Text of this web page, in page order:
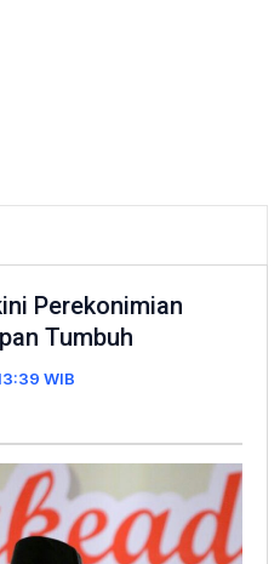
Perekonimian
Tumbuh
WIB